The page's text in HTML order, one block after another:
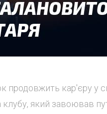
кар'єру у
який завоював